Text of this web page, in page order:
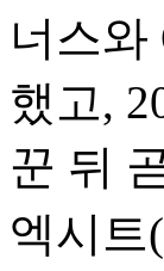
너스와
했고,
꾼 뒤
엑시트